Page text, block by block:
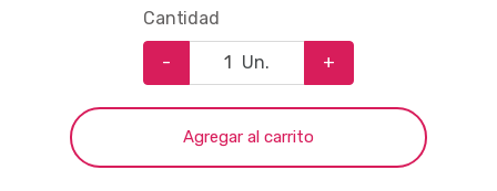
Cantidad
- Un. +
Agregar al carrito